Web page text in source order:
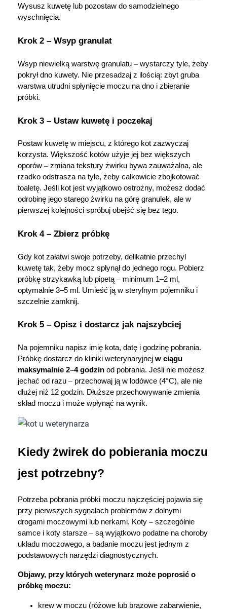
Korzystamy z plików cookies w celu
dostosowania zawartości serwisu do Twoich
preferencji. Więcej informacji znajdziesz w
naszejpolityce prywatności
Wysusz kuwetę lub pozostaw do samodzielnego
wyschnięcia.
Krok 2 – Wsyp granulat
Wsyp niewielką warstwę granulatu – wystarczy tyle, żeby
pokrył dno kuwety. Nie przesadzaj z ilością: zbyt gruba
warstwa utrudni spłynięcie moczu na dno i zbieranie
próbki.
Krok 3 – Ustaw kuwetę i poczekaj
Postaw kuwetę w miejscu, z którego kot zazwyczaj
korzysta. Większość kotów użyje jej bez większych
oporów – zmiana tekstury żwirku bywa zauważalna, ale
rzadko odstrasza na tyle, żeby całkowicie zbojkotować
toaletę. Jeśli kot jest wyjątkowo ostrożny, możesz dodać
odrobinę jego starego żwirku na górę granulek, ale w
pierwszej kolejności spróbuj obejść się bez tego.
Krok 4 – Zbierz próbkę
Gdy kot załatwi swoje potrzeby, delikatnie przechyl
kuwetę tak, żeby mocz spłynął do jednego rogu. Pobierz
próbkę strzykawką lub pipetą – minimum 1–2 ml,
optymalnie 3–5 ml. Umieść ją w sterylnym pojemniku i
szczelnie zamknij.
Krok 5 – Opisz i dostarcz jak najszybciej
Na pojemniku napisz imię kota, datę i godzinę pobrania.
Próbkę dostarcz do kliniki weterynaryjnej w ciągu
maksymalnie 2–4 godzin od pobrania. Jeśli nie możesz
jechać od razu – przechowaj ją w lodówce (4°C), ale nie
dłużej niż 12 godzin. Dłuższe przechowywanie zmienia
skład moczu i może wpłynąć na wynik.
Kiedy żwirek do pobierania moczu
jest potrzebny?
Potrzeba pobrania próbki moczu najczęściej pojawia się
przy pierwszych sygnałach problemów z dolnymi
drogami moczowymi lub nerkami. Koty – szczególnie
samce i koty starsze – są wyjątkowo podatne na choroby
układu moczowego, a badanie moczu jest jednym z
podstawowych narzędzi diagnostycznych.
Objawy, przy których weterynarz może poprosić o
próbkę moczu:
krew w moczu (różowe lub brązowe zabarwienie,